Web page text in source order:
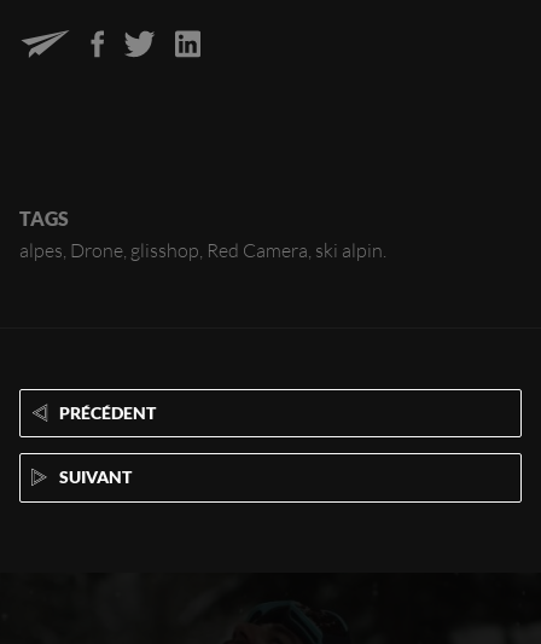
TAGS
alpes Drone glisshop Red Camera ski alpin
PRÉCÉDENT
SUIVANT